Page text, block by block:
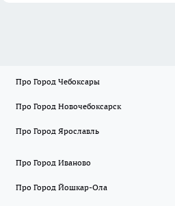
Про Город Чебоксары
Про Город Новочебоксарск
Про Город Ярославль
Про Город Иваново
Про Город Йошкар-Ола